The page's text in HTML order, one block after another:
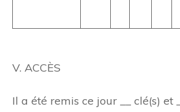
V. ACCÈS
Il a été remis ce jour __ clé(s) et